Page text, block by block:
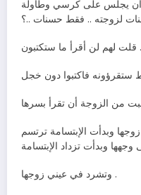
يجلس على كرسي وطاولة
لزوجته .. فقط حسنات ..؟
..
وبدأت الإبتسامة ترتسم
وتشرد في عيني زوجها .